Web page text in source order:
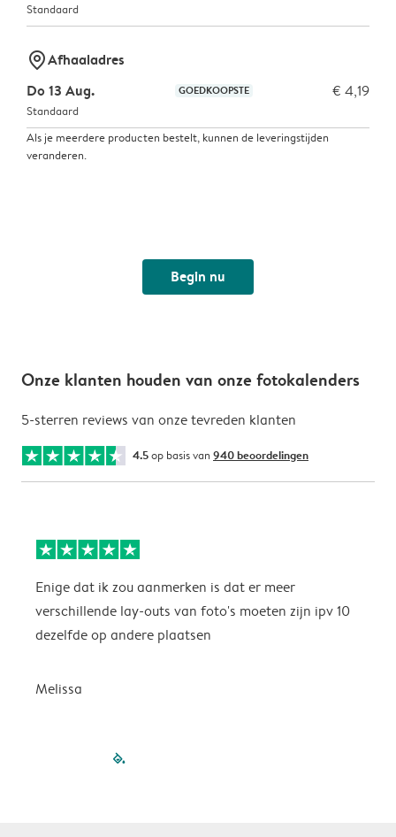
Standaard
marker-pinAfhaaladres
Do 13 Aug.
GOEDKOOPSTE € 4,19
Standaard
Als je meerdere producten bestelt, kunnen de leveringstijden
veranderen.
Begin nu
Onze klanten houden van onze fotokalenders
5-sterren reviews van onze tevreden klanten
4.5op basis van 940 beoordelingen
Enige dat ik zou aanmerken is dat er meer
verschillende lay-outs van foto's moeten zijn ipv 10
dezelfde op andere plaatsen
Melissa
filled-pagination